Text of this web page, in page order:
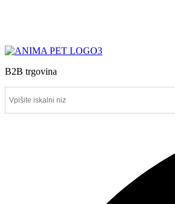
B2B trgovina